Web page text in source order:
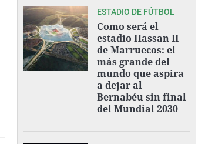
ESTADIO DE FÚTBOL
Como será el
estadio Hassan II
de Marruecos: el
más grande del
mundo que aspira
a dejar al
Bernabéu sin final
del Mundial 2030